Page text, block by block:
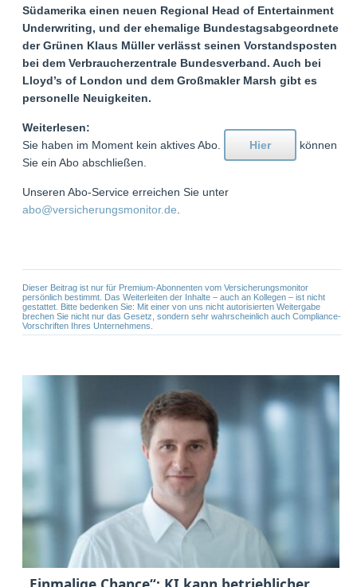
Südamerika einen neuen Regional Head of Entertainment
Underwriting, und der ehemalige Bundestagsabgeordnete
der Grünen Klaus Müller verlässt seinen Vorstandsposten
bei dem Verbraucherzentrale Bundesverband. Auch bei
Lloyd’s of London und dem Großmakler Marsh gibt es
personelle Neuigkeiten.
Weiterlesen:
Sie haben im Moment kein aktives Abo.
Hier
können
Sie ein Abo abschließen.
Unseren Abo-Service erreichen Sie unter
abo@versicherungsmonitor.de
Dieser Beitrag ist nur für Premium-Abonnenten vom Versicherungsmonitor
persönlich bestimmt. Das Weiterleiten der Inhalte – auch an Kollegen – ist nicht
gestattet. Bitte bedenken Sie: Mit einer von uns nicht autorisierten Weitergabe
brechen Sie nicht nur das Gesetz, sondern sehr wahrscheinlich auch Compliance-
Vorschriften Ihres Unternehmens.